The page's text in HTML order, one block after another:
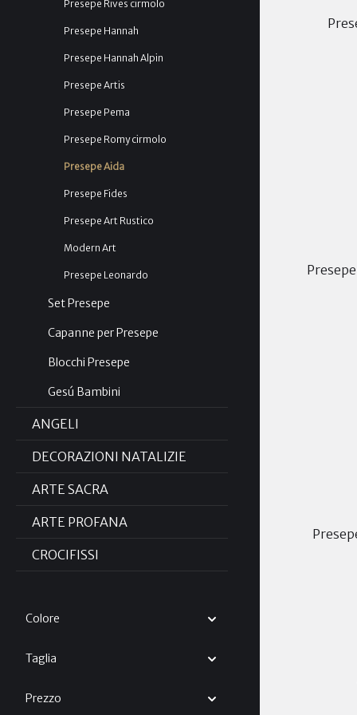
Presepe Rives cirmolo
Presepe Hannah
Presepe Hannah Alpin
Presepe Artis
Presepe Pema
Presepe Romy cirmolo
Presepe Aida
Presepe Fides
Presepe Art Rustico
Modern Art
Presepe Leonardo
Set Presepe
Capanne per Presepe
Blocchi Presepe
Gesú Bambini
ANGELI
DECORAZIONI NATALIZIE
ARTE SACRA
ARTE PROFANA
CROCIFISSI
Colore
Taglia
Prezzo